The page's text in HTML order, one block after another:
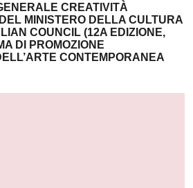
CREATIVITÀ
MINISTERO DELLA CULTURA
COUNCIL (12A EDIZIONE,
DI PROMOZIONE
CONTEMPORANEA